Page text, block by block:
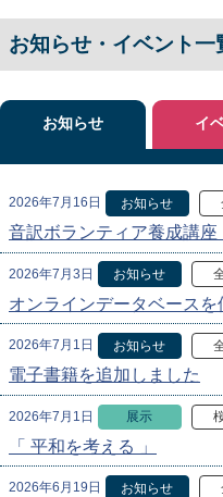
お知らせ・イベント一
お知らせ
2026年7月16日 お知らせ
音訳ボランティア養成講座
2026年7月3日 お知らせ
オンラインデータベースを
2026年7月1日 お知らせ
電子書籍を追加しました
2026年7月1日 展示
「 平和を考える 」
2026年6月19日 お知らせ
イ